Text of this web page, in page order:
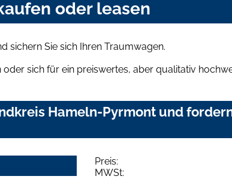
oder leasen
sichern Sie sich Ihren Traumwagen.
sich für ein preiswertes, aber qualitativ
Hameln-Pyrmont und
Preis:
MWSt: